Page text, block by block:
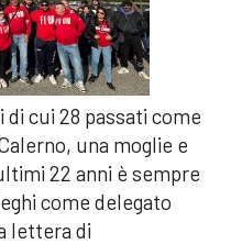
di cui 28 passati come
una moglie e
22 anni è sempre
come delegato
lettera di